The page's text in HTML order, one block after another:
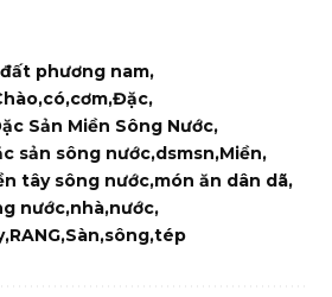
phương nam
có cơm Đặc
Sản Miền Sông Nước
sản sông nước dsmsn Miền
tây sông nước món ăn dân dã
nước nhà nước
RANG Sàn sông tép